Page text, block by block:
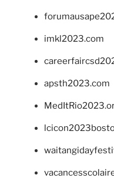
imkl2023.com
apsth2023.com